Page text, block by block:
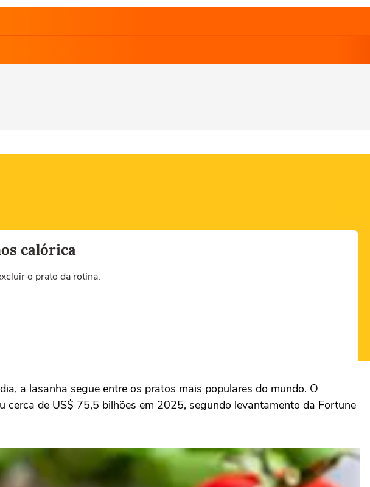
calórica
o prato da rotina.
a lasanha segue entre os pratos mais populares do mundo. O
cerca de US$ 75,5 bilhões em 2025, segundo levantamento da Fortune